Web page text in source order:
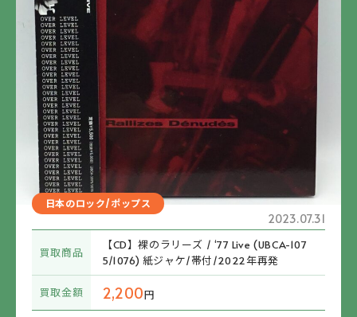
日本のロック/ポップス
2023.07.31
買取商品
【CD】裸のラリーズ / ‘77 Live (UBCA-107
5/1076) 紙ジャケ/帯付/2022年再発
買取金額 2,200円